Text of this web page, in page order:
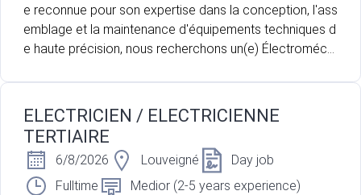
e reconnue pour son expertise dans la conception, l'ass
emblage et la maintenance d'équipements techniques d
e haute précision, nous recherchons un(e) Électroméca
oindre un environnement technique stimulant, alliant mai
ntenance industrielle, montage de machines et participa
tion à des projets innovants ? Vous appréciez les foncti
ons variées qui combinent autonomie, terrain et coordin
ation ? Cette opportunité est faite pour vous.
ELECTRICIEN / ELECTRICIENNE
TERTIAIRE
6/8/2026 Louveigné
Day job
Fulltime
Medior (2-5 years experience)